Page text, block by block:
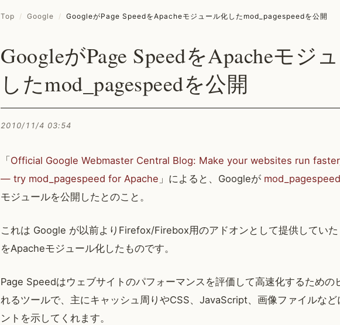
Top / Google / GoogleがPage SpeedをApacheモジュール化したmod_pagespeedを公開
GoogleがPage SpeedをApacheモジ
したmod_pagespeedを公開
2010/11/4 03:54
「 Official Google Webmaster Central Blog: Make your websites run
— try mod_pagespeed for Apache 」によると、Googleが mod_pagespeed
モジュールを公開したとのこと。
これは Google が以前よりFirefox/Firebox用のアドオンとして提供していた
をApacheモジュール化したものです。
Page Speedはウェブサイトのパフォーマンスを評価して高速化するための
れるツールで、主にキャッシュ周りやCSS、JavaScript、画像ファイルなど
ントを示してくれます。